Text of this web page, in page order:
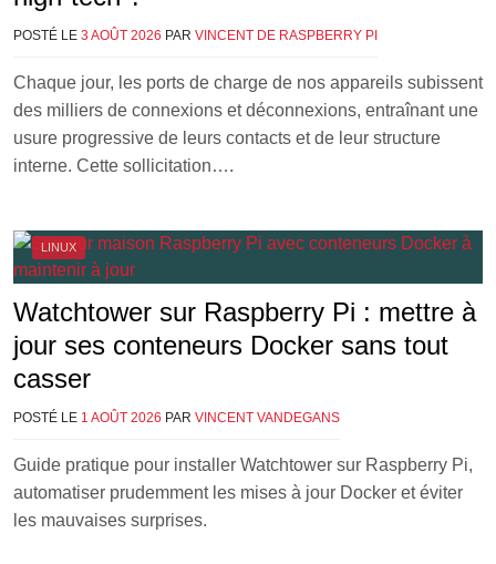
POSTÉ LE 3 AOÛT 2026 PAR VINCENT DE RASPBERRY PI
Chaque jour, les ports de charge de nos appareils subissent
des milliers de connexions et déconnexions, entraînant une
usure progressive de leurs contacts et de leur structure
interne. Cette sollicitation….
LINUX
Watchtower sur Raspberry Pi : mettre à
jour ses conteneurs Docker sans tout
casser
POSTÉ LE 1 AOÛT 2026 PAR VINCENT VANDEGANS
Guide pratique pour installer Watchtower sur Raspberry Pi,
automatiser prudemment les mises à jour Docker et éviter
les mauvaises surprises.